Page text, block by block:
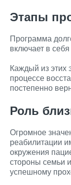
Этапы
Программа
включает в
Каждый из этих
процессе
постепенно
Роль
Огромное
реабилитации
окружения
стороны семьи
успешному